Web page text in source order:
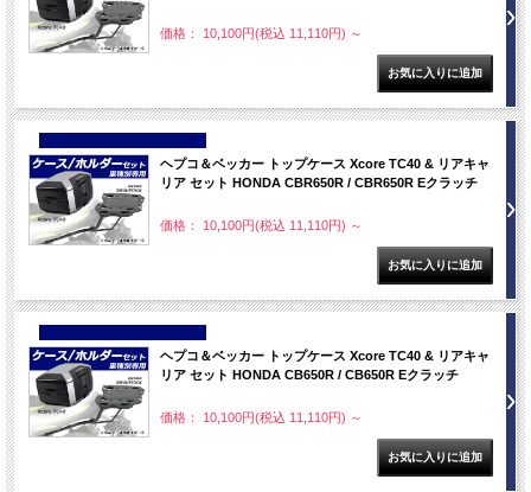
価格： 10,100円(税込 11,110円) ～
ヘプコ＆ベッカー トップケース Xcore TC40 & リアキャ
リア セット HONDA CBR650R / CBR650R Eクラッチ
価格： 10,100円(税込 11,110円) ～
ヘプコ＆ベッカー トップケース Xcore TC40 & リアキャ
リア セット HONDA CB650R / CB650R Eクラッチ
価格： 10,100円(税込 11,110円) ～